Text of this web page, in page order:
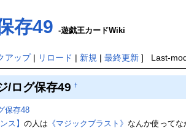
存49 -遊戯王カードWiki
アップ| リロード | 新規 | 最終更新] Last-
/ログ保存49†
保存48
ス】の人は 《マジックブラスト》なんか使って